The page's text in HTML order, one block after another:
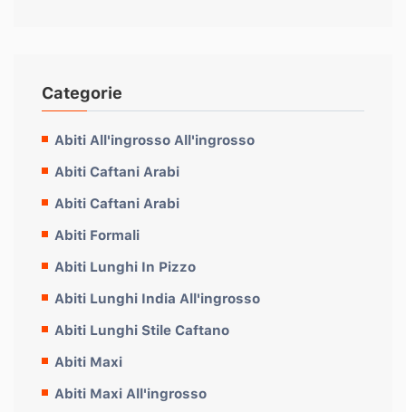
Categorie
Abiti All'ingrosso All'ingrosso
Abiti Caftani Arabi
Abiti Caftani Arabi
Abiti Formali
Abiti Lunghi In Pizzo
Abiti Lunghi India All'ingrosso
Abiti Lunghi Stile Caftano
Abiti Maxi
Abiti Maxi All'ingrosso